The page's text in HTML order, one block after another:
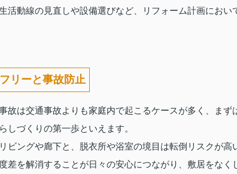
活動線の見直しや設備選びなど、リフォーム計画にお
リーと事故防止
故は交通事故よりも家庭内で起こるケースが多く、まず
しづくりの第一歩といえます。
ビングや廊下と、脱衣所や浴室の境目は転倒リスクが高
差を解消することが日々の安心につながり、敷居をな